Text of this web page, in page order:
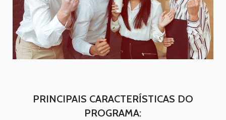
PRINCIPAIS CARACTERÍSTICAS DO
PROGRAMA: